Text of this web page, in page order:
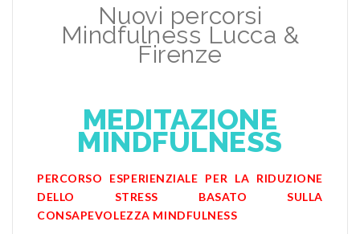
Nuovi percorsi
Mindfulness Lucca &
Firenze
MEDITAZIONE
MINDFULNESS
PERCORSO ESPERIENZIALE PER LA RIDUZIONE
DELLO STRESS BASATO SULLA
CONSAPEVOLEZZA MINDFULNESS